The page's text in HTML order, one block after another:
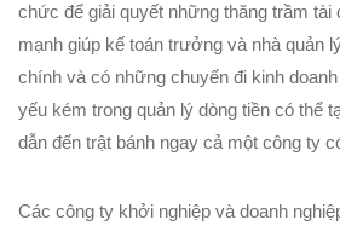
chức để giải quyết những thăng trầm tài
mạnh giúp kế toán trưởng và nhà quản
chính và có những chuyến đi kinh
yếu kém trong quản lý dòng tiền có thể
dẫn đến trật bánh ngay cả một công ty
Các công ty khởi nghiệp và doanh